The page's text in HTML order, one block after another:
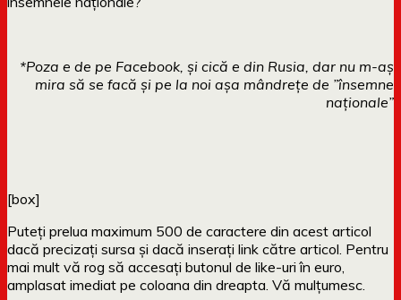
*Poza e de pe Facebook, și cică e din Rusia, dar nu m-aș
mira să se facă și pe la noi așa mândrețe de ”însemne
naționale”
[box]
Puteți prelua maximum 500 de caractere din acest articol
dacă precizați sursa și dacă inserați link către articol. Pentru
mai mult vă rog să accesați butonul de like-uri în euro,
amplasat imediat pe coloana din dreapta. Vă mulțumesc.